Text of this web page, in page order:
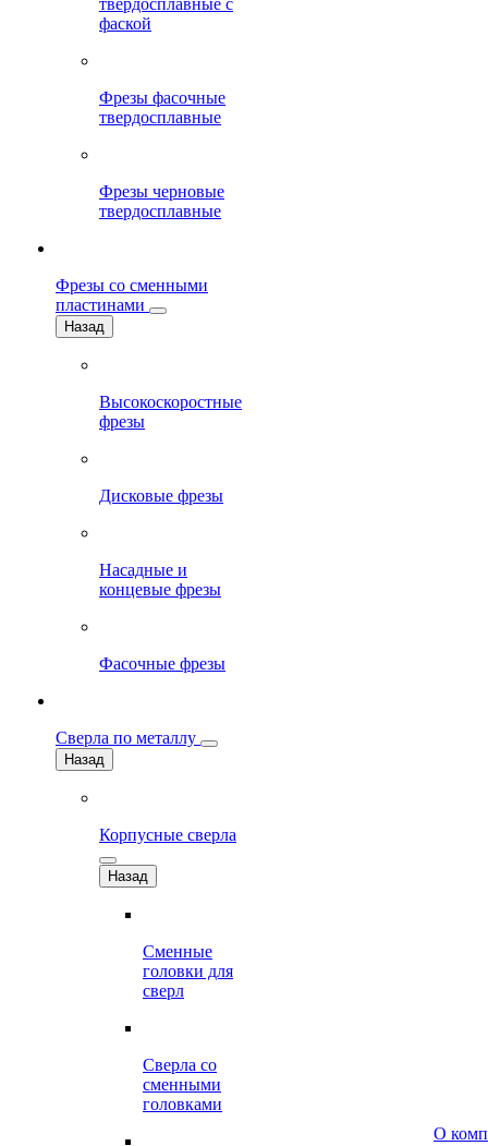
твердосплавные с
фаской
Фрезы фасочные
твердосплавные
Фрезы черновые
твердосплавные
Фрезы со сменными
пластинами
Назад
Высокоскоростные
фрезы
Дисковые фрезы
Насадные и
концевые фрезы
Фасочные фрезы
Сверла по металлу
Назад
Корпусные сверла
Назад
Сменные
головки для
сверл
Сверла со
сменными
головками
О